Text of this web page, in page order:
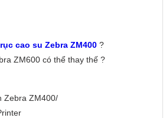
cao su Zebra ZM400 ?
ZM600 có thể thay thế ?
Zebra ZM400/